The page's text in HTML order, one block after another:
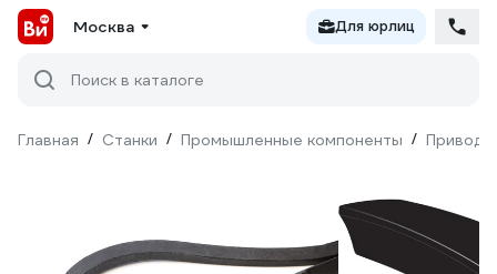
Москва Для юрлиц
Поиск в каталоге
Главная / Станки / Промышленные компоненты /